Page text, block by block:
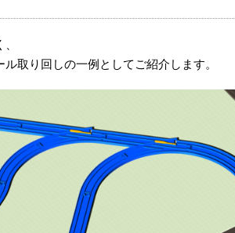
取り回しの一例としてご紹介します。